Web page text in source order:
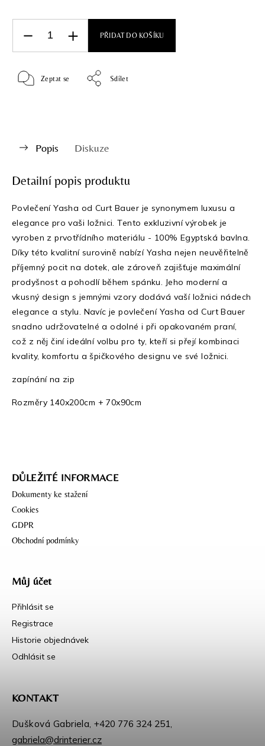
PŘIDAT DO KOŠÍKU
Zeptat se Sdílet
Popis Diskuze
Detailní popis produktu
Povlečení Yasha od Curt Bauer je synonymem luxusu a
elegance pro vaši ložnici. Tento exkluzivní výrobek je
vyroben z prvotřídního materiálu - 100% Egyptská bavlna
Díky této kvalitní surovině nabízí Yasha nejen neuvěřitelně
příjemný pocit na dotek, ale zároveň zajišťuje maximální
prodyšnost a pohodlí během spánku. Jeho moderní a
vkusný design s jemnými vzory dodává vaší ložnici nádech
elegance a stylu. Navíc je povlečení Yasha od Curt Bauer
snadno udržovatelné a odolné i při opakovaném praní,
což z něj činí ideální volbu pro ty, kteří si přejí kombinaci
kvality, komfortu a špičkového designu ve své ložnici.
zapínání na zip
Rozměry 140x200cm + 70x90cm
DŮLEŽITÉ INFORMACE
Dokumenty ke stažení
Cookies
GDPR
Obchodní podmínky
Můj účet
Přihlásit se
Registrace
Historie objednávek
Odhlásit se
KONTAKT
Dušková Gabriela,+420 776 324 251,
gabriela@drinterier.cz